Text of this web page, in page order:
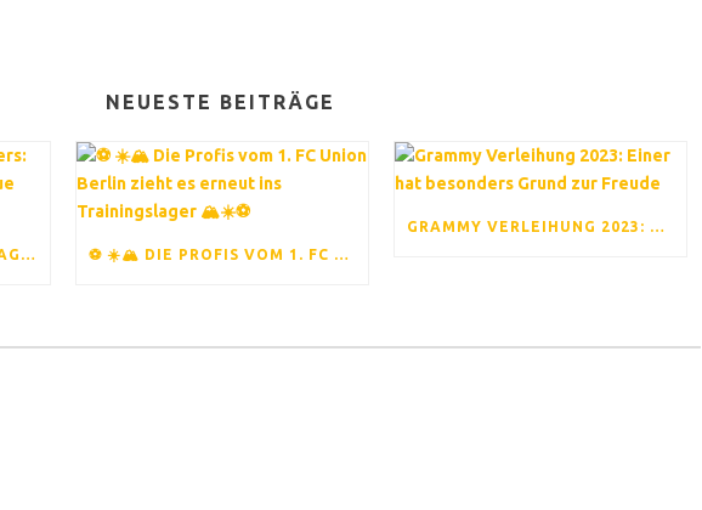
NEUESTE BEITRÄGE
⚽️🔥 ENDE DES TRAININGSLAGERS: UNION BERLIN STARTET IN DIE NEUE SAISON 🔥⚽️ ⚽ ☀️🏔️ DIE PROFIS VOM 1. FC UNION BERLIN ZIEHT ES ERNEUT INS TRAININGSLAGER 🏔️☀️⚽
GRAMMY VERLEIHUNG 2023: EINER HAT BESONDERS GRUND ZUR FREUDE